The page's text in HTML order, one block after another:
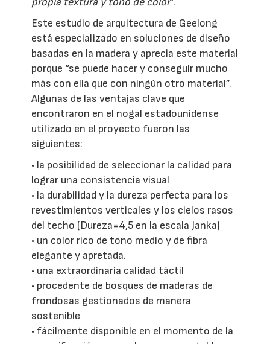
Este estudio de arquitectura de Geelong
está especializado en soluciones de diseño
basadas en la madera y aprecia este material
porque “se puede hacer y conseguir mucho
más con ella que con ningún otro material”.
Algunas de las ventajas clave que
encontraron en el nogal estadounidense
utilizado en el proyecto fueron las
siguientes:
• la posibilidad de seleccionar la calidad para
lograr una consistencia visual
• la durabilidad y la dureza perfecta para los
revestimientos verticales y los cielos rasos
del techo (Dureza=4,5 en la escala Janka)
• un color rico de tono medio y de fibra
elegante y apretada.
• una extraordinaria calidad táctil
• procedente de bosques de maderas de
frondosas gestionados de manera
sostenible
• fácilmente disponible en el momento de la